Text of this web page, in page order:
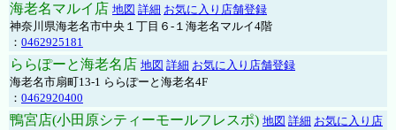
海老名マルイ店 地図 詳細 お気に入り店舗登録
神奈川県海老名市中央１丁目６-１海老名マルイ4階
： 0462925181
ららぽーと海老名店 地図 詳細 お気に入り店舗登録
海老名市扇町13-1 ららぽーと海老名4F
： 0462920400
鴨宮店(小田原シティーモールフレスポ) 地図 詳細 お気に入り店